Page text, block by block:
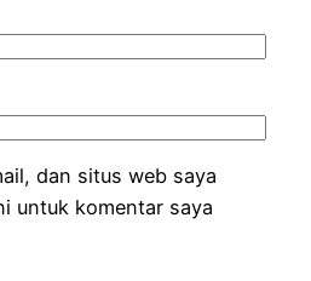
dan situs web saya
untuk komentar saya